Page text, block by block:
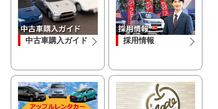
中古車購入ガイド 採用情報